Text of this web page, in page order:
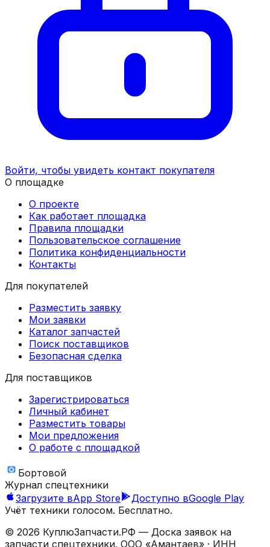
Войти, чтобы увидеть контакт покупателя
О площадке
О проекте
Как работает площадка
Правила площадки
Пользовательское соглашение
Политика конфиденциальности
Контакты
Для покупателей
Разместить заявку
Мои заявки
Каталог запчастей
Поиск поставщиков
Безопасная сделка
Для поставщиков
Зарегистрироваться
Личный кабинет
Разместить товары
Мои предложения
О работе с площадкой
Бортовой
Журнал спецтехники
Загрузите вApp Store Доступно вGoogle Play
Учёт техники голосом. Бесплатно.
© 2026 КуплюЗапчасти.РФ — Доска заявок на
запчасти спецтехники. ООО «Амантаев» · ИНН